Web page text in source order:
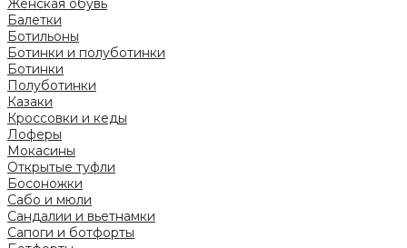
Женская обувь
Балетки
Ботильоны
Ботинки и полуботинки
Ботинки
Полуботинки
Казаки
Кроссовки и кеды
Лоферы
Мокасины
Открытые туфли
Босоножки
Сабо и мюли
Сандалии и вьетнамки
Сапоги и ботфорты